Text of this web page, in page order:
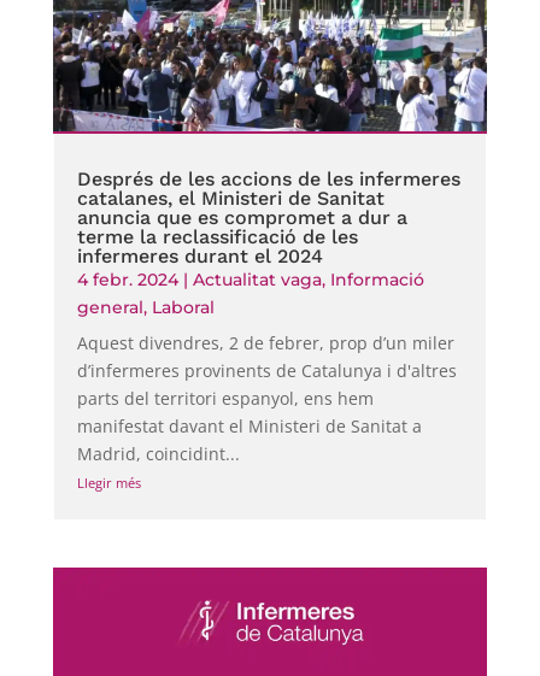
Després de les accions de les infermeres
catalanes, el Ministeri de Sanitat
anuncia que es compromet a dur a
terme la reclassificació de les
infermeres durant el 2024
4 febr. 2024| Actualitat vaga, Informació
general, Laboral
Aquest divendres, 2 de febrer, prop d’un miler
d’infermeres provinents de Catalunya i d'altres
parts del territori espanyol, ens hem
manifestat davant el Ministeri de Sanitat a
Madrid, coincidint...
Llegir més